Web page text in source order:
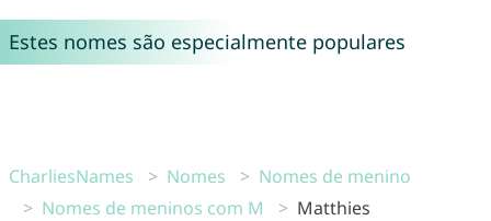
Estes nomes são especialmente populares
CharliesNames Nomes
Nomes de menino
Nomes de meninos com M
Matthies